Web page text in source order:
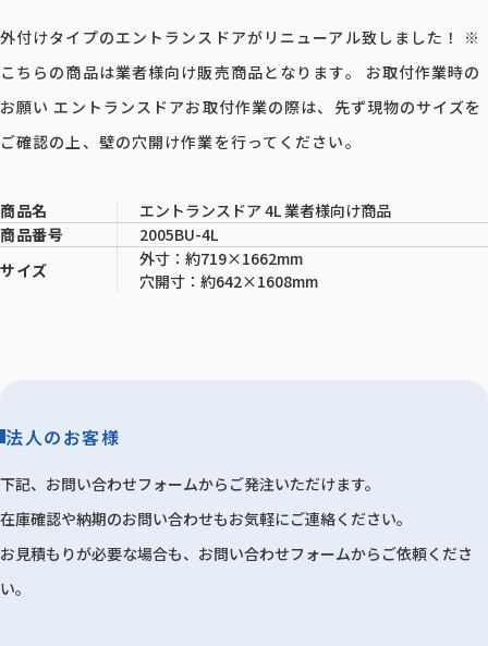
外付けタイプのエントランスドアがリニューアル致しました！ ※
こちらの商品は業者様向け販売商品となります。 お取付作業時の
お願い エントランスドアお取付作業の際は、先ず現物のサイズを
ご確認の上、壁の穴開け作業を行ってください。
商品名
エントランスドア 4L 業者様向け商品
商品番号
2005BU-4L
サイズ
外寸：約719×1662mm
穴開寸：約642×1608mm
法人のお客様
下記、お問い合わせフォームからご発注いただけます。
在庫確認や納期のお問い合わせもお気軽にご連絡ください。
お見積もりが必要な場合も、お問い合わせフォームからご依頼くださ
い。